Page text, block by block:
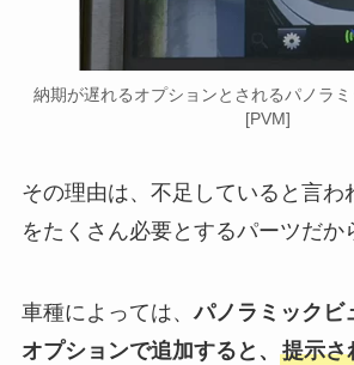
納期が遅れるオプションとされるパノラ
[PVM]
その理由は、不足していると言わ
をたくさん必要とするパーツだか
車種によっては、パノラミックビ
オプションで追加すると、 提示さ